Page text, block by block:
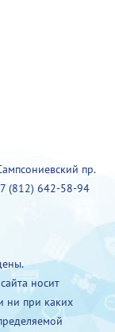
пр.
(812) 642-58-94
носит
ни при каких